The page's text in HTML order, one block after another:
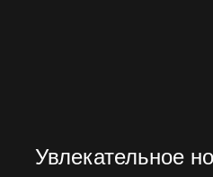
которое я взял